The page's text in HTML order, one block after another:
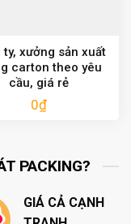
ty, xưởng sản xuất
carton theo yêu
cầu, giá rẻ
0₫
PACKING?
GIÁ CẢ CẠNH